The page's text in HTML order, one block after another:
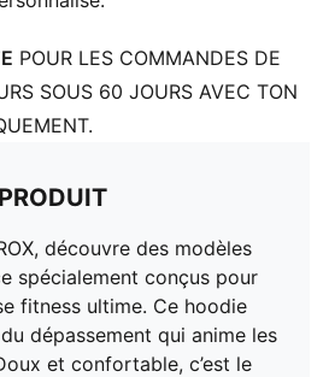
POUR LES COMMANDES DE
SOUS 60 JOURS AVEC TON
découvre des modèles
spécialement conçus pour
fitness ultime. Ce hoodie
dépassement qui anime les
et confortable, c’est le